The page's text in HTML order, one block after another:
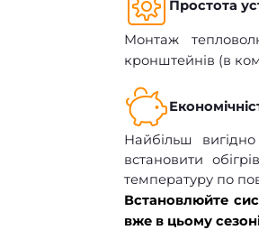
Простота
Монтаж
кронштейнів (в
Найбільш
встановити
температуру по
Встановлюйте
вже в цьому